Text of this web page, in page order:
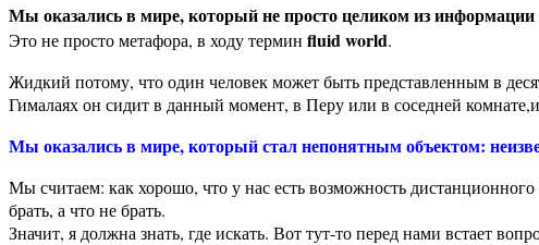
Мы оказались в мире, который не просто целиком из
Это не просто метафора, в ходу термин fluid world.
Жидкий потому, что один человек может быть представленным в
Гималаях он сидит в данный момент, в Перу или в соседней
Мы оказались в мире, который стал непонятным объектом:
Мы считаем: как хорошо, что у нас есть возможность дистанционного
брать, а что не брать.
Значит, я должна знать, где искать. Вот тут-то перед нами встает